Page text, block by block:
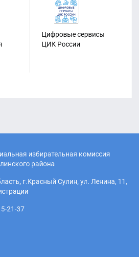
Цифровые сервисы
ЦИК России
избирательная комиссия
района
г.Красный Сулин, ул. Ленина, 11,
21-37